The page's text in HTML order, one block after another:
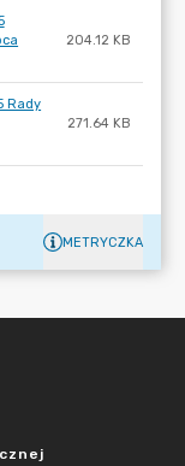
204.12 KB
Rady
271.64 KB
METRYCZKA